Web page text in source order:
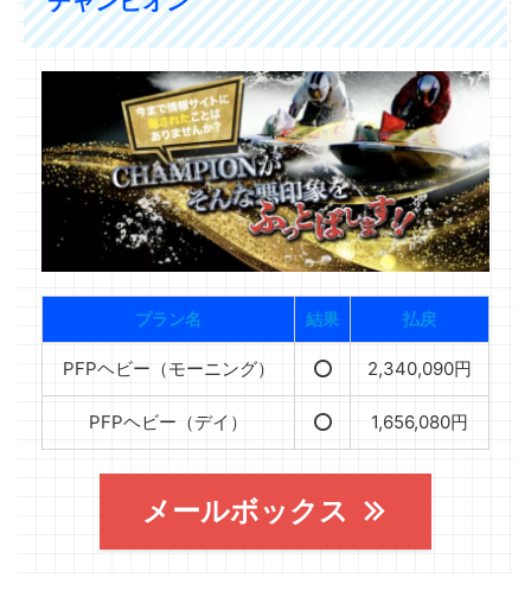
プラン名 結果 払戻
PFPヘビー（モーニング） ⭕️ 2,340,090円
PFPヘビー（デイ） ⭕️ 1,656,080円
メールボックス